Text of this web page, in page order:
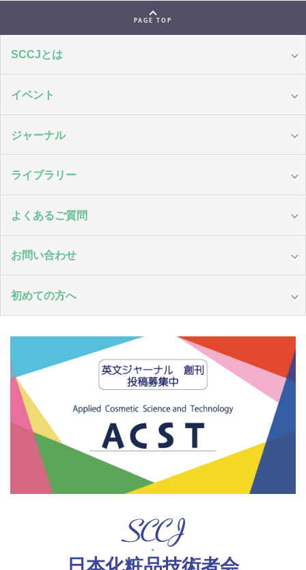
PAGE TOP
SCCJとは
イベント
ジャーナル
ライブラリー
よくあるご質問
お問い合わせ
初めての方へ